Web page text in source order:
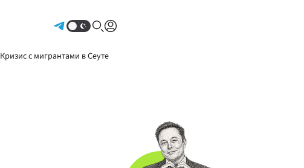
Кризис с мигрантами в Сеуте